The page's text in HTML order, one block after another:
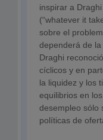
inspirar a
(“whatever it
sobre el
dependerá de
Draghi
cíclicos y en
la liquidez y los
equilibrios en
desempleo sólo
políticas de